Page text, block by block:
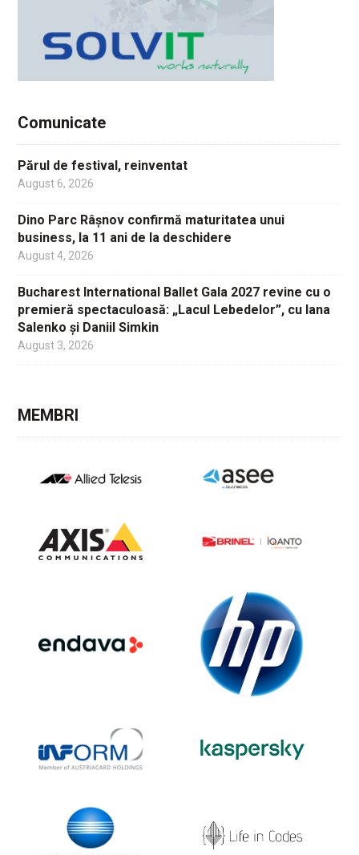
Comunicate
Părul de festival, reinventat
August 6, 2026
Dino Parc Râșnov confirmă maturitatea unui
business, la 11 ani de la deschidere
August 4, 2026
Bucharest International Ballet Gala 2027 revine cu o
premieră spectaculoasă: „Lacul Lebedelor”, cu Iana
Salenko și Daniil Simkin
August 3, 2026
MEMBRI